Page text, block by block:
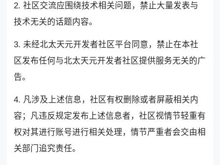
2. 社区交流应围绕技术相关问题，禁止大量发表与
技术无关的话题内容。
3. 未经北太天元开发者社区平台同意，禁止在本社
区发布任何与北太天元开发者社区提供服务无关的广
告。
4. 凡涉及上述信息，社区有权删除或者屏蔽相关内
容；凡违反规定发布上述信息者，社区视情节轻重有
权对其进行账号进行相关处理，情节严重者会交由相
关部门追究责任。